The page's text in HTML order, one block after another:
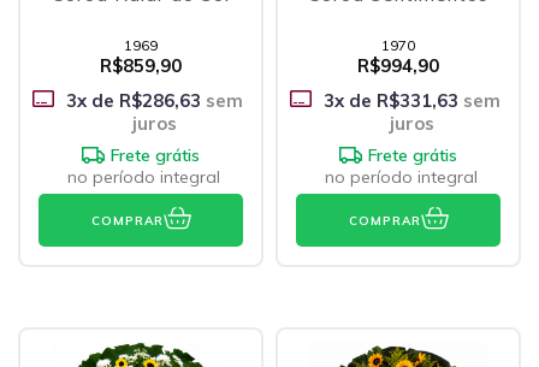
1969
R$859,90
3x de R$286,63 sem
juros
Frete grátis
no período integral
COMPRAR
1970
R$994,90
3x de R$331,63 sem
juros
Frete grátis
no período integral
COMPRAR